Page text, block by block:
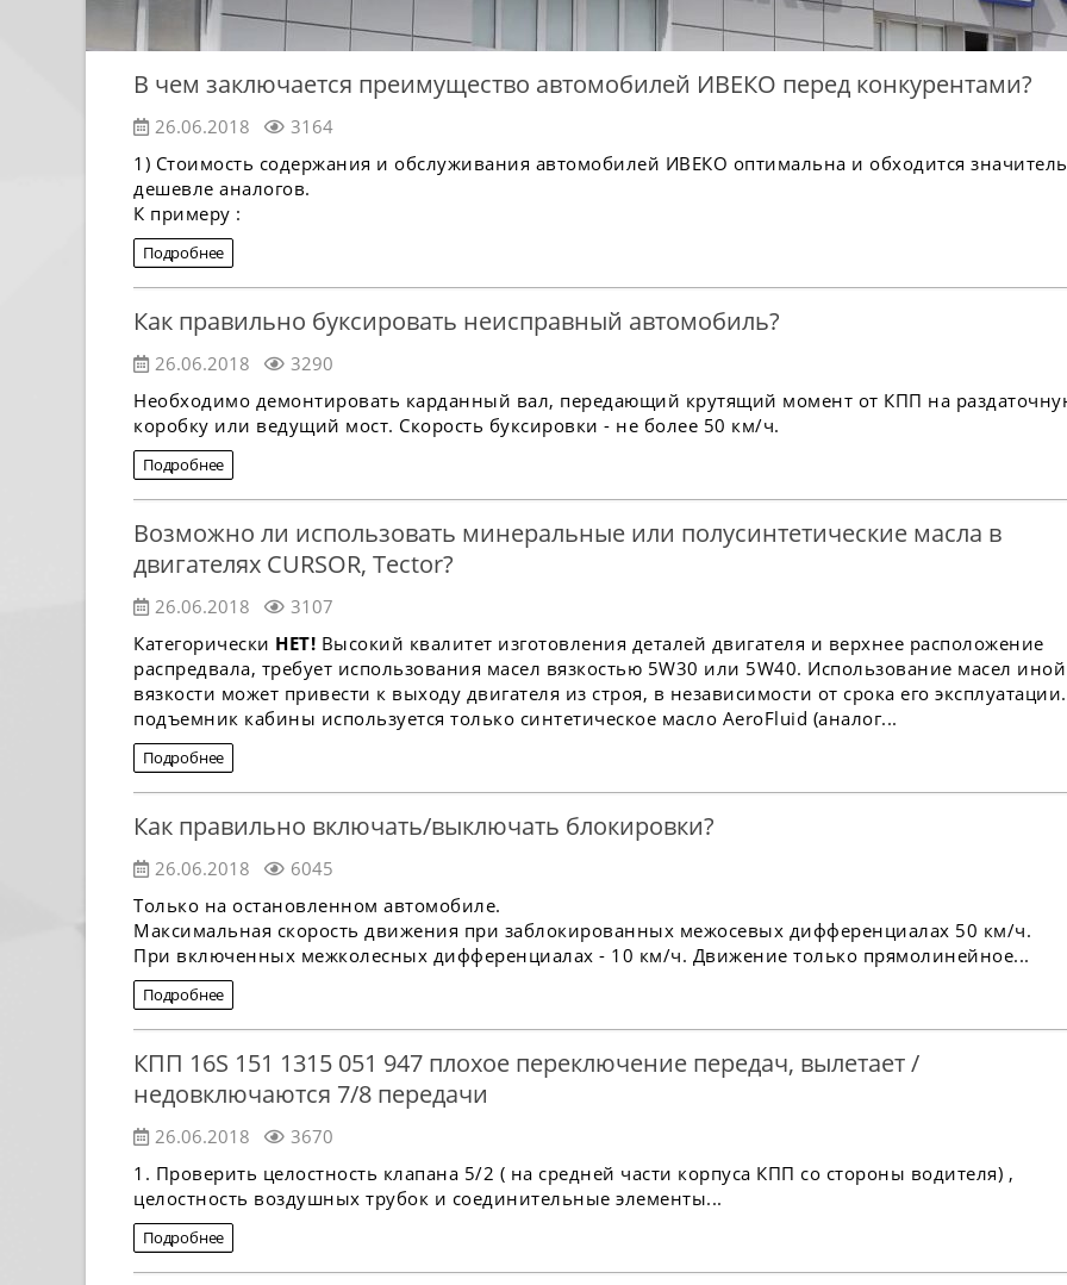
В чем заключается преимущество автомобилей ИВЕКО перед конкурентами?
26.06.2018
3164
1) Стоимость содержания и обслуживания автомобилей ИВЕКО оптимальна и обходится
дешевле аналогов.
К примеру :
Подробнее
Как правильно буксировать неисправный автомобиль?
26.06.2018
3290
Необходимо демонтировать карданный вал, передающий крутящий момент от КПП на
коробку или ведущий мост. Скорость буксировки - не более 50 км/ч.
Подробнее
Возможно ли использовать минеральные или полусинтетические масла в
двигателях CURSOR, Tector?
26.06.2018
3107
Категорически НЕТ! Высокий квалитет изготовления деталей двигателя и верхнее расположение
распредвала, требует использования масел вязкостью 5W30 или 5W40. Использование масел иной
вязкости может привести к выходу двигателя из строя, в независимости от срока его
подъемник кабины используется только синтетическое масло AeroFluid (аналог...
Подробнее
Как правильно включать/выключать блокировки?
26.06.2018
6045
Только на остановленном автомобиле.
Максимальная скорость движения при заблокированных межосевых дифференциалах 50 км/ч.
При включенных межколесных дифференциалах - 10 км/ч. Движение только прямолинейное...
Подробнее
КПП 16S 151 1315 051 947 плохое переключение передач, вылетает /
недовключаются 7/8 передачи
26.06.2018
3670
1. Проверить целостность клапана 5/2 ( на средней части корпуса КПП со стороны водителя) ,
целостность воздушных трубок и соединительные элементы...
Подробнее